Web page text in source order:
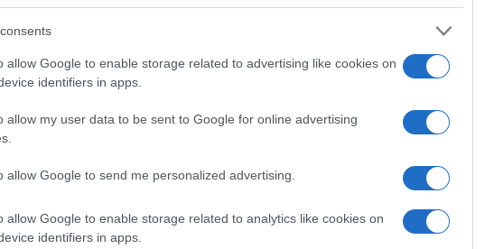
allow Google to enable storage related to advertising like cookies on
identifiers in apps.
allow my user data to be sent to Google for online advertising
allow Google to send me personalized advertising.
allow Google to enable storage related to analytics like cookies on
identifiers in apps.
solo per il tempo libero. I
anche per look più eleganti. Provare a
bouclé . Questo abbinamento non solo è
per un incontro di lavoro o una pausa caffè
in stile anni ’90 sono un must. Abbinati a